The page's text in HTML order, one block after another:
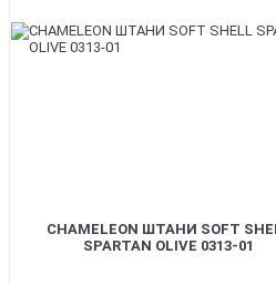
CHAMELEON ШТАНИ SOFT
SPARTAN OLIVE 0313-01